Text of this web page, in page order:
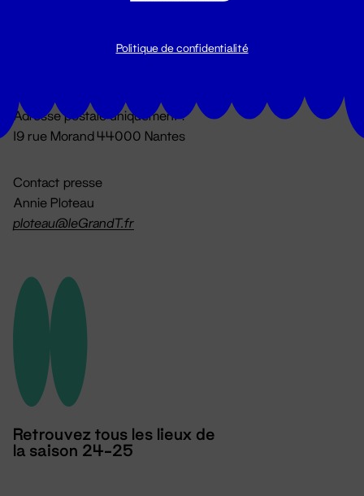
Du lundi au vendredi 14h → 18h
Adresse postale uniquement :
19 rue Morand 44000 Nantes
Contact presse
Annie Ploteau
ploteau@leGrandT.fr
Retrouvez tous les lieux de
la saison 24-25
Politique de confidentialité